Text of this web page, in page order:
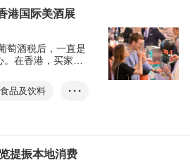
港国际美酒展
萄酒税后，一直是
在香港，买家可
性格独特的葡萄
酒拍卖中心之
食品及饮料
• • •
提振本地消费